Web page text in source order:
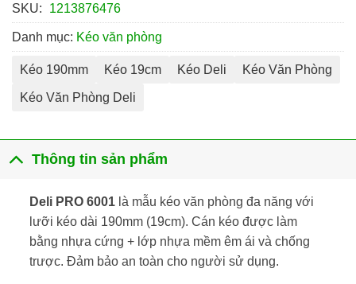
SKU:
1213876476
Danh mục: Kéo văn phòng
Kéo 190mm Kéo 19cm Kéo Deli Kéo Văn Phòng
Kéo Văn Phòng Deli
Thông tin sản phẩm
Deli PRO 6001là mẫu kéo văn phòng đa năng với
lưỡi kéo dài 190mm (19cm). Cán kéo được làm
bằng nhựa cứng + lớp nhựa mềm êm ái và chống
trược. Đảm bảo an toàn cho người sử dụng.